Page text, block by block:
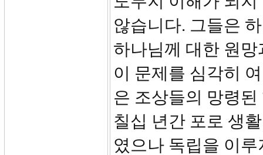
않습니다. 그들은
하나님께 대한 원
이 문제를 심각히
은 조상들의 망령
칠십 년간 포로 생
였으나 독립을 이